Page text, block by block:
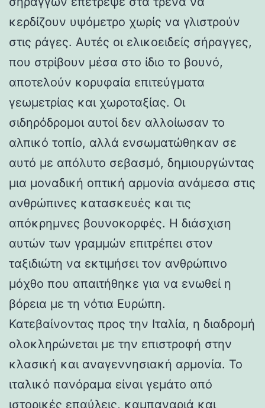
κερδίζουν υψόμετρο χωρίς να γλιστρούν
στις ράγες. Αυτές οι ελικοειδείς σήραγγες,
που στρίβουν μέσα στο ίδιο το βουνό,
αποτελούν κορυφαία επιτεύγματα
γεωμετρίας και χωροταξίας. Οι
σιδηρόδρομοι αυτοί δεν αλλοίωσαν το
αλπικό τοπίο, αλλά ενσωματώθηκαν σε
αυτό με απόλυτο σεβασμό, δημιουργώντας
μια μοναδική οπτική αρμονία ανάμεσα στις
ανθρώπινες κατασκευές και τις
απόκρημνες βουνοκορφές. Η διάσχιση
αυτών των γραμμών επιτρέπει στον
ταξιδιώτη να εκτιμήσει τον ανθρώπινο
μόχθο που απαιτήθηκε για να ενωθεί η
βόρεια με τη νότια Ευρώπη.
Κατεβαίνοντας προς την Ιταλία, η διαδρομή
ολοκληρώνεται με την επιστροφή στην
κλασική και αναγεννησιακή αρμονία. Το
ιταλικό πανόραμα είναι γεμάτο από
ιστορικές επαύλεις, καμπαναριά και